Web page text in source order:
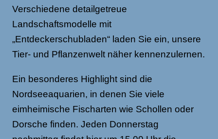
Verschiedene detailgetreue
Landschaftsmodelle mit
„Entdeckerschubladen“ laden Sie ein, unsere
Tier- und Pflanzenwelt näher kennenzulernen.
Ein besonderes Highlight sind die
Nordseeaquarien, in denen Sie viele
eimheimische Fischarten wie Schollen oder
Dorsche finden. Jeden Donnerstag